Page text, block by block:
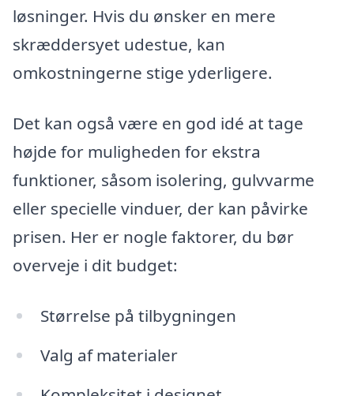
løsninger. Hvis du ønsker en mere
skræddersyet udestue, kan
omkostningerne stige yderligere.
Det kan også være en god idé at tage
højde for muligheden for ekstra
funktioner, såsom isolering, gulvvarme
eller specielle vinduer, der kan påvirke
prisen. Her er nogle faktorer, du bør
overveje i dit budget:
Størrelse på tilbygningen
Valg af materialer